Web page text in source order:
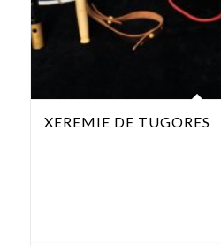
XEREMIE DE TUGORES